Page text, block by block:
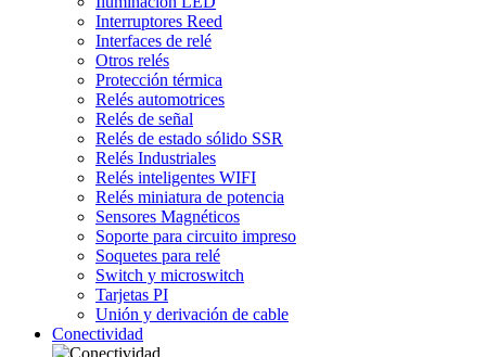
Interruptores Reed
Interfaces de relé
Otros relés
Protección térmica
Relés automotrices
Relés de señal
Relés de estado sólido SSR
Relés Industriales
Relés inteligentes WIFI
Relés miniatura de potencia
Sensores Magnéticos
Soporte para circuito impreso
Soquetes para relé
Switch y microswitch
Tarjetas PI
Unión y derivación de cable
Conectividad